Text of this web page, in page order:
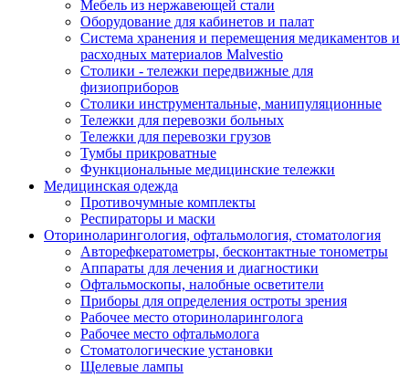
Мебель из нержавеющей стали
Оборудование для кабинетов и палат
Система хранения и перемещения медикаментов и
расходных материалов Malvestio
Столики - тележки передвижные для
физиоприборов
Столики инструментальные, манипуляционные
Тележки для перевозки больных
Тележки для перевозки грузов
Тумбы прикроватные
Функциональные медицинские тележки
Медицинская одежда
Противочумные комплекты
Респираторы и маски
Оториноларингология, офтальмология, стоматология
Авторефкератометры, бесконтактные тонометры
Аппараты для лечения и диагностики
Офтальмоскопы, налобные осветители
Приборы для определения остроты зрения
Рабочее место оториноларинголога
Рабочее место офтальмолога
Стоматологические установки
Щелевые лампы